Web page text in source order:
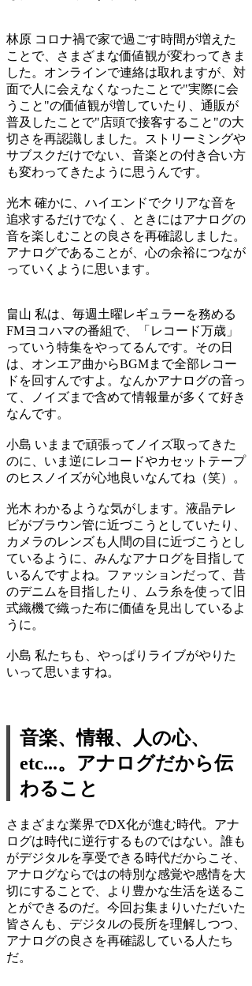
林原 コロナ禍で家で過ごす時間が増えた
ことで、さまざまな価値観が変わってきま
した。オンラインで連絡は取れますが、対
面で人に会えなくなったことで"実際に会
うこと"の価値観が増していたり、通販が
普及したことで"店頭で接客すること"の大
切さを再認識しました。ストリーミングや
サブスクだけでない、音楽との付き合い方
も変わってきたように思うんです。
光木 確かに、ハイエンドでクリアな音を
追求するだけでなく、ときにはアナログの
音を楽しむことの良さを再確認しました。
アナログであることが、心の余裕につなが
っていくように思います。
畠山 私は、毎週土曜レギュラーを務める
FMヨコハマの番組で、「レコード万歳」
っていう特集をやってるんです。その日
は、オンエア曲からBGMまで全部レコー
ドを回すんですよ。なんかアナログの音っ
て、ノイズまで含めて情報量が多くて好き
なんです。
小島 いままで頑張ってノイズ取ってきた
のに、いま逆にレコードやカセットテープ
のヒスノイズが心地良いなんてね（笑）。
光木 わかるような気がします。液晶テレ
ビがブラウン管に近づこうとしていたり、
カメラのレンズも人間の目に近づこうとし
ているように、みんなアナログを目指して
いるんですよね。ファッションだって、昔
のデニムを目指したり、ムラ糸を使って旧
式織機で織った布に価値を見出しているよ
うに。
小島 私たちも、やっぱりライブがやりた
いって思いますね。
音楽、情報、人の心、
etc...。アナログだから伝
わること
さまざまな業界でDX化が進む時代。アナ
ログは時代に逆行するものではない。誰も
がデジタルを享受できる時代だからこそ、
アナログならではの特別な感覚や感情を大
切にすることで、より豊かな生活を送るこ
とができるのだ。今回お集まりいただいた
皆さんも、デジタルの長所を理解しつつ、
アナログの良さを再確認している人たち
だ。